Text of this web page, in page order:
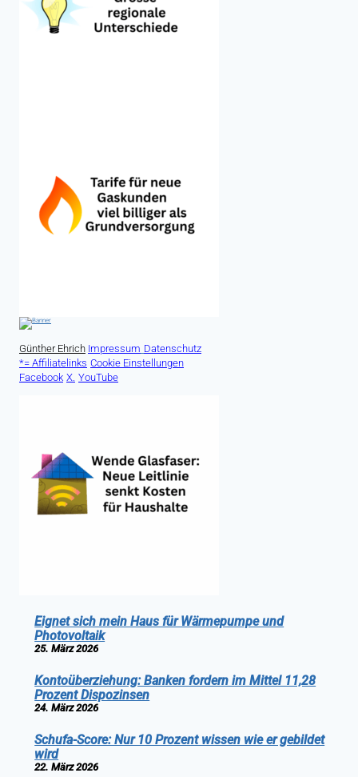
Günther Ehrich Impressum Datenschutz
*= Affiliatelinks Cookie Einstellungen
Facebook X. YouTube
Eignet sich mein Haus für Wärmepumpe und
Photovoltaik
25. März 2026
Kontoüberziehung: Banken fordern im Mittel 11,28
Prozent Dispozinsen
24. März 2026
Schufa-Score: Nur 10 Prozent wissen wie er gebildet
wird
22. März 2026